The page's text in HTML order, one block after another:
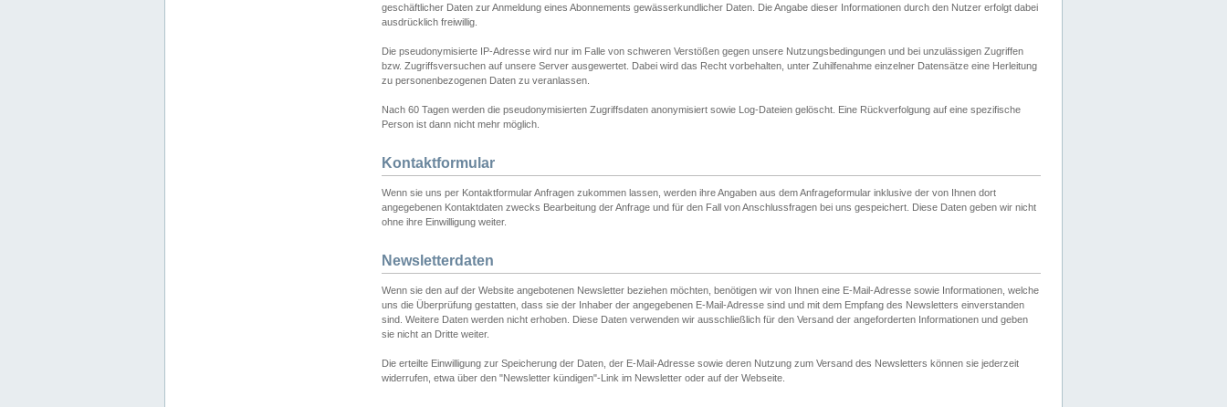
geschäftlicher Daten zur Anmeldung eines Abonnements gewässerkundlicher Daten. Die Angabe dieser Informationen durch den Nutzer erfolgt dabei
ausdrücklich freiwillig.
Die pseudonymisierte IP-Adresse wird nur im Falle von schweren Verstößen gegen unsere Nutzungsbedingungen und bei unzulässigen Zugriffen
bzw. Zugriffsversuchen auf unsere Server ausgewertet. Dabei wird das Recht vorbehalten, unter Zuhilfenahme einzelner Datensätze eine Herleitung
zu personenbezogenen Daten zu veranlassen.
Nach 60 Tagen werden die pseudonymisierten Zugriffsdaten anonymisiert sowie Log-Dateien gelöscht. Eine Rückverfolgung auf eine spezifische
Person ist dann nicht mehr möglich.
Kontaktformular
Wenn sie uns per Kontaktformular Anfragen zukommen lassen, werden ihre Angaben aus dem Anfrageformular inklusive der von Ihnen dort
angegebenen Kontaktdaten zwecks Bearbeitung der Anfrage und für den Fall von Anschlussfragen bei uns gespeichert. Diese Daten geben wir nicht
ohne ihre Einwilligung weiter.
Newsletterdaten
Wenn sie den auf der Website angebotenen Newsletter beziehen möchten, benötigen wir von Ihnen eine E-Mail-Adresse sowie Informationen, welche
uns die Überprüfung gestatten, dass sie der Inhaber der angegebenen E-Mail-Adresse sind und mit dem Empfang des Newsletters einverstanden
sind. Weitere Daten werden nicht erhoben. Diese Daten verwenden wir ausschließlich für den Versand der angeforderten Informationen und geben
sie nicht an Dritte weiter.
Die erteilte Einwilligung zur Speicherung der Daten, der E-Mail-Adresse sowie deren Nutzung zum Versand des Newsletters können sie jederzeit
widerrufen, etwa über den "Newsletter kündigen"-Link im Newsletter oder auf der Webseite.